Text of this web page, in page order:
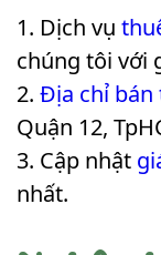
Dịch vụ
chúng tôi với
Địa chỉ bán
Quận 12,
Cập nhật
nhất.